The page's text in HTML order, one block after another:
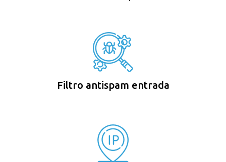
Filtro antispam entrada